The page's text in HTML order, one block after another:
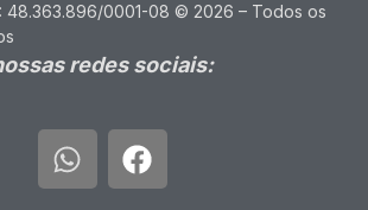
48.363.896/0001-08 © 2026 – Todos os
redes sociais: